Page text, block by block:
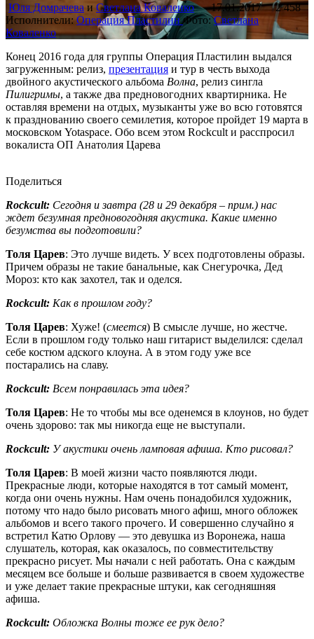
Юля Домрачева и Светлана Коваленко 17.01.2017
2 458
Исполнители:Операция ПластилинФото:Светлана
Коваленко
Конец 2016 года для группы Операция Пластилин выдался
загруженным: релиз, презентация и тур в честь выхода
двойного акустического альбома Волна, релиз сингла
Пилигримы, а также два предновогодних квартирника. Не
оставляя времени на отдых, музыканты уже во всю готовятся
к празднованию своего семилетия, которое пройдет 19 марта в
московском Yotaspace. Обо всем этом Rockcult и расспросил
вокалиста ОП Анатолия Царева
Поделиться
Rockcult: Сегодня и завтра (28 и 29 декабря – прим.) нас
ждет безумная предновогодняя акустика. Какие именно
безумства вы подготовили?
Толя Царев: Это лучше видеть. У всех подготовлены образы.
Причем образы не такие банальные, как Снегурочка, Дед
Мороз: кто как захотел, так и оделся.
Rockcult: Как в прошлом году?
Толя Царев: Хуже! (смеется) В смысле лучше, но жестче.
Если в прошлом году только наш гитарист выделился: сделал
себе костюм адского клоуна. А в этом году уже все
постарались на славу.
Rockcult: Всем понравилась эта идея?
Толя Царев: Не то чтобы мы все оденемся в клоунов, но будет
очень здорово: так мы никогда еще не выступали.
Rockcult: У акустики очень ламповая афиша. Кто рисовал?
Толя Царев: В моей жизни часто появляются люди.
Прекрасные люди, которые находятся в тот самый момент,
когда они очень нужны. Нам очень понадобился художник,
потому что надо было рисовать много афиш, много обложек
альбомов и всего такого прочего. И совершенно случайно я
встретил Катю Орлову — это девушка из Воронежа, наша
слушатель, которая, как оказалось, по совместительству
прекрасно рисует. Мы начали с ней работать. Она с каждым
месяцем все больше и больше развивается в своем художестве
и уже делает такие прекрасные штуки, как сегодняшняя
афиша.
Rockcult: Обложка Волны тоже ее рук дело?